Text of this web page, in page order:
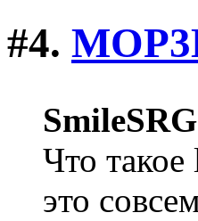
#4.
Что
это